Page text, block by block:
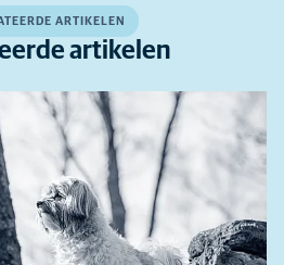
ARTIKELEN
artikelen